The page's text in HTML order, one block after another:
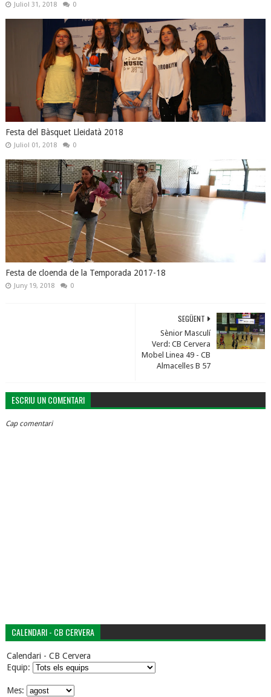
Juliol 31, 2018 0
Festa del Bàsquet Lleidatà 2018
Juliol 01, 2018 0
Festa de cloenda de la Temporada 2017-18
Juny 19, 2018 0
SEGÜENT
Sènior Masculí
Verd: CB Cervera
Mobel Linea 49 - CB
Almacelles B 57
ESCRIU UN COMENTARI
Cap comentari
CALENDARI - CB CERVERA
Calendari - CB Cervera
Equip:
Mes: